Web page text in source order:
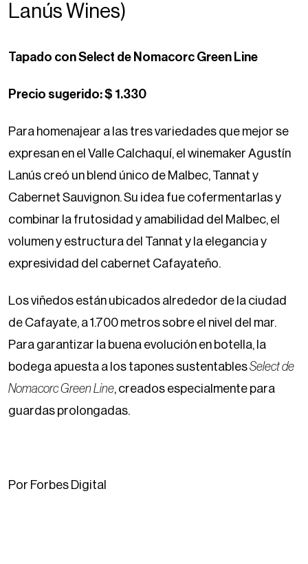
Lanús Wines)
Tapado con Select de Nomacorc Green Line
Precio sugerido: $ 1.330
Para homenajear a las tres variedades que mejor se
expresan en el Valle Calchaquí, el winemaker Agustín
Lanús creó un blend único de Malbec, Tannat y
Cabernet Sauvignon. Su idea fue cofermentarlas y
combinar la frutosidad y amabilidad del Malbec, el
volumen y estructura del Tannat y la elegancia y
expresividad del cabernet Cafayateño.
Los viñedos están ubicados alrededor de la ciudad
de Cafayate, a 1.700 metros sobre el nivel del mar.
Para garantizar la buena evolución en botella, la
bodega apuesta a los tapones sustentablesSelect de
Nomacorc Green Line, creados especialmente para
guardas prolongadas.
Por Forbes Digital